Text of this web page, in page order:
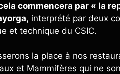
commencera par « la
interprété par deux
et technique du CSIC.
la place à nos
et Mammifères qui ne